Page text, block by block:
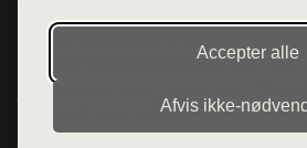
Accepter alle
Afvis
Denne side er en del af want.dk, der
hjemmesider med præsentation af
diverse webshops. Der sælges ikke
henviser til de shops, som sælger varen.